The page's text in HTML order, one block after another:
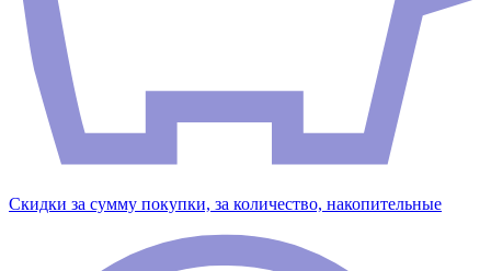
Скидки за сумму покупки, за количество, накопительные